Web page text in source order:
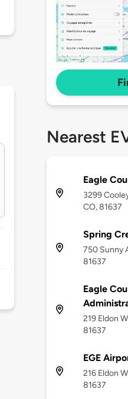
Nearest
Eagle
3299
CO, 81637
Spring
750 Sunny
81637
Eagle
219 Eldon
81637
EGE
216 Eldon
81637